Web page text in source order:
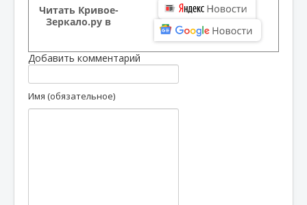
Читать Кривое-
Зеркало.ру в
Добавить комментарий
Имя (обязательное)